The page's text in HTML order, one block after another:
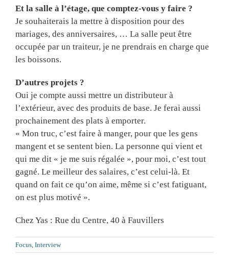
Et la salle à l’étage, que comptez-vous y faire ?
Je souhaiterais la mettre à disposition pour des
mariages, des anniversaires, … La salle peut être
occupée par un traiteur, je ne prendrais en charge que
les boissons.
D’autres projets ?
Oui je compte aussi mettre un distributeur à
l’extérieur, avec des produits de base. Je ferai aussi
prochainement des plats à emporter.
« Mon truc, c’est faire à manger, pour que les gens
mangent et se sentent bien. La personne qui vient et
qui me dit « je me suis régalée », pour moi, c’est tout
gagné. Le meilleur des salaires, c’est celui-là. Et
quand on fait ce qu’on aime, même si c’est fatiguant,
on est plus motivé ».
Chez Yas : Rue du Centre, 40 à Fauvillers
Focus Interview